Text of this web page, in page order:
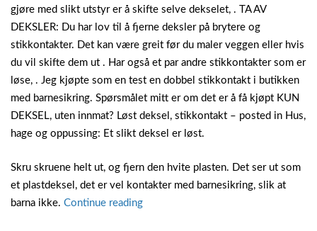
gjøre med slikt utstyr er å skifte selve dekselet, . TA AV
DEKSLER: Du har lov til å fjerne deksler på brytere og
stikkontakter. Det kan være greit før du maler veggen eller hvis
du vil skifte dem ut . Har også et par andre stikkontakter som er
løse, . Jeg kjøpte som en test en dobbel stikkontakt i butikken
med barnesikring. Spørsmålet mitt er om det er å få kjøpt KUN
DEKSEL, uten innmat? Løst deksel, stikkontakt – posted in Hus,
hage og oppussing: Et slikt deksel er løst.
Skru skruene helt ut, og fjern den hvite plasten. Det ser ut som
et plastdeksel, det er vel kontakter med barnesikring, slik at
barna ikke. Continue reading“Fjerne